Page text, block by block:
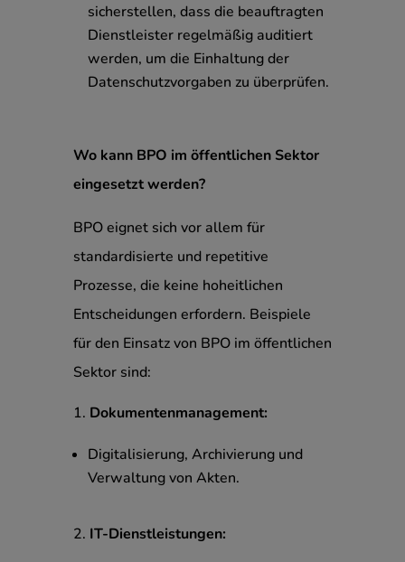
sicherstellen, dass die beauftragten
Dienstleister regelmäßig auditiert
werden, um die Einhaltung der
Datenschutzvorgaben zu überprüfen.
Wo kann BPO im öffentlichen Sektor
eingesetzt werden?
BPO eignet sich vor allem für
standardisierte und repetitive
Prozesse, die keine hoheitlichen
Entscheidungen erfordern. Beispiele
für den Einsatz von BPO im öffentlichen
Sektor sind:
Dokumentenmanagement:
Digitalisierung, Archivierung und
Verwaltung von Akten.
IT-Dienstleistungen: